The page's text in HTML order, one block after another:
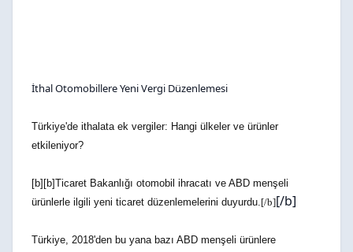
İthal Otomobillere Yeni Vergi Düzenlemesi
Türkiye'de ithalata ek vergiler: Hangi ülkeler ve ürünler
etkileniyor?
[b][b]Ticaret Bakanlığı otomobil ihracatı ve ABD menşeli
ürünlerle ilgili yeni ticaret düzenlemelerini duyurdu.[/b][/b]
Türkiye, 2018'den bu yana bazı ABD menşeli ürünlere